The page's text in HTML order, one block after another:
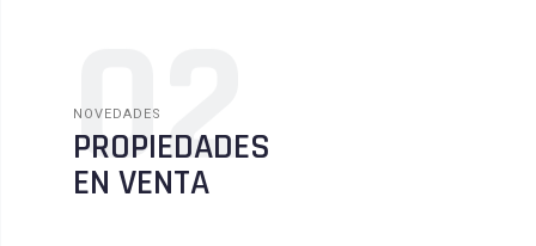
02
NOVEDADES
PROPIEDADES
EN VENTA